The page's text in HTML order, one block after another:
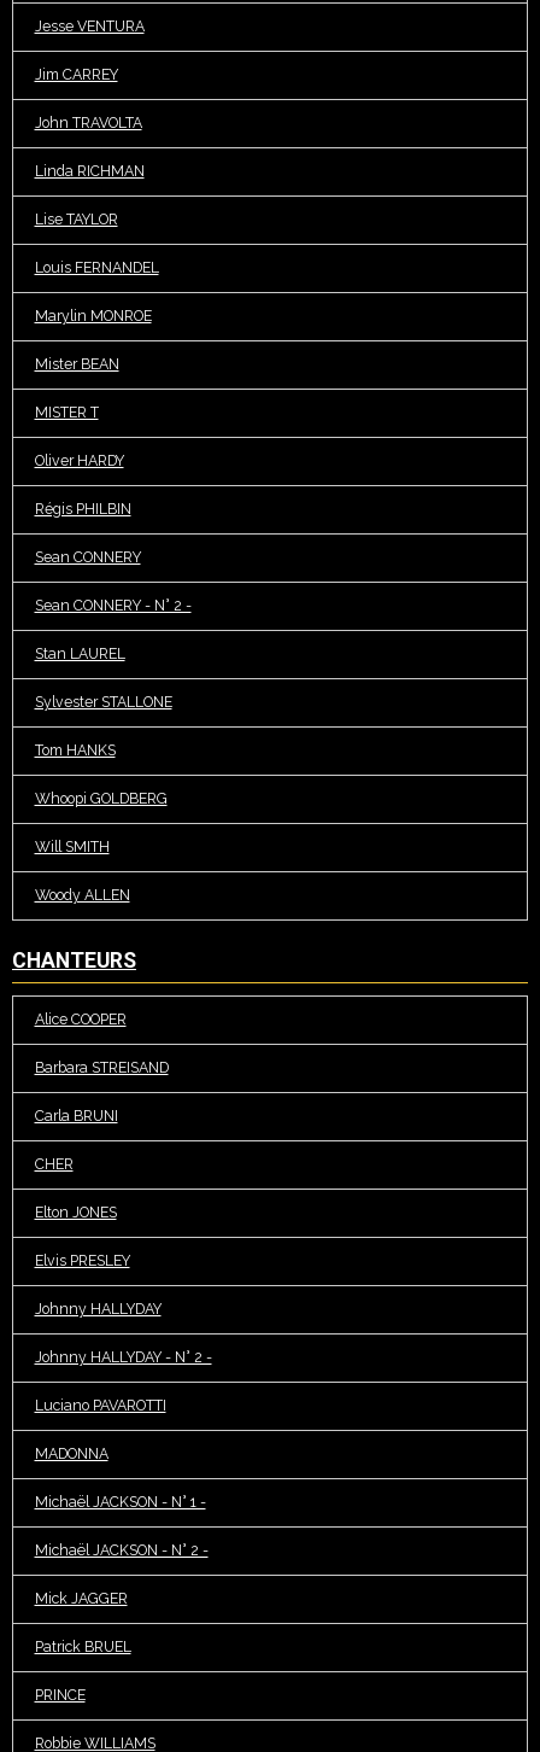
Jesse VENTURA
Jim CARREY
John TRAVOLTA
Linda RICHMAN
Lise TAYLOR
Louis FERNANDEL
Marylin MONROE
Mister BEAN
MISTER T
Oliver HARDY
Régis PHILBIN
Sean CONNERY
Sean CONNERY - N° 2 -
Stan LAUREL
Sylvester STALLONE
Tom HANKS
Whoopi GOLDBERG
Will SMITH
Woody ALLEN
CHANTEURS
Alice COOPER
Barbara STREISAND
Carla BRUNI
CHER
Elton JONES
Elvis PRESLEY
Johnny HALLYDAY
Johnny HALLYDAY - N° 2 -
Luciano PAVAROTTI
MADONNA
Michaël JACKSON - N° 1 -
Michaël JACKSON - N° 2 -
Mick JAGGER
Patrick BRUEL
PRINCE
Robbie WILLIAMS